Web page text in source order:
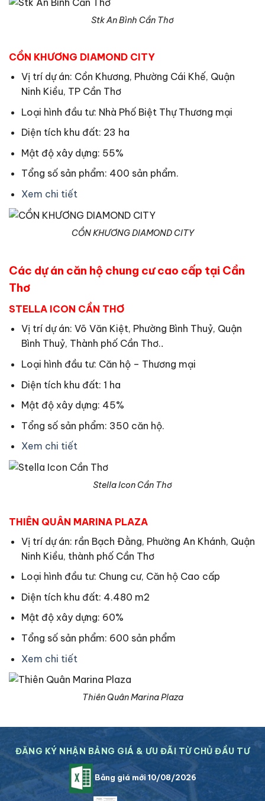
Stk An Bình Cần Thơ
CỒN KHƯƠNG DIAMOND CITY
Vị trí dự án: Cồn Khương, Phường Cái Khế, Quận
Ninh Kiều, TP Cần Thơ
Loại hình đầu tư: Nhà Phố Biệt Thự Thương mại
Diện tích khu đất: 23 ha
Mật độ xây dựng: 55%
Tổng số sản phẩm: 400 sản phẩm.
Xem chi tiết
CỒN KHƯƠNG DIAMOND CITY
Các dự án căn hộ chung cư cao cấp tại Cần
Thơ
STELLA ICON CẦN THƠ
Vị trí dự án: Võ Văn Kiệt, Phường Bình Thuỷ, Quận
Bình Thuỷ, Thành phố Cần Thơ..
Loại hình đầu tư: Căn hộ – Thương mại
Diện tích khu đất: 1 ha
Mật độ xây dựng: 45%
Tổng số sản phẩm: 350 căn hộ.
Xem chi tiết
Stella Icon Cần Thơ
THIÊN QUÂN MARINA PLAZA
Vị trí dự án: rần Bạch Đằng, Phường An Khánh, Quận
Ninh Kiều, thành phố Cần Thơ
Loại hình đầu tư: Chung cư, Căn hộ Cao cấp
Diện tích khu đất: 4.480 m2
Mật độ xây dựng: 60%
Tổng số sản phẩm: 600 sản phẩm
Xem chi tiết
Thiên Quân Marina Plaza
ĐĂNG KÝ NHẬN BẢNG GIÁ & ƯU ĐÃI TỪ CHỦ ĐẦU TƯ
Bảng giá mới 10/08/2026